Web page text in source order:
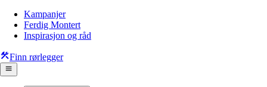
Kampanjer
Ferdig Montert
Inspirasjon og råd
Finn rørlegger